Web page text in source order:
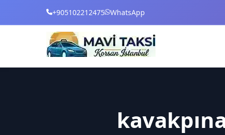
+905102212475 WhatsApp